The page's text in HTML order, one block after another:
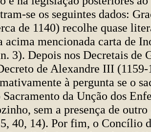
se os seguintes dados:
de 1140) recolhe quase
acima mencionada carta de
3). Depois nos Decretais de
de Alexandre III (1159-
à pergunta se o
da Unção dos
sem a presença de
40, 14). Por fim, o Concílio